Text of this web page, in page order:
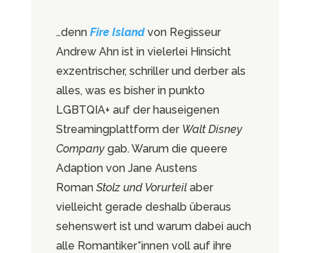
…denn Fire Islandvon Regisseur
Andrew Ahn ist in vielerlei Hinsicht
exzentrischer, schriller und derber als
alles, was es bisher in punkto
LGBTQIA+ auf der hauseigenen
Streamingplattform der Walt Disney
Companygab. Warum die queere
Adaption von Jane Austens
Roman Stolz und Vorurteilaber
vielleicht gerade deshalb überaus
sehenswert ist und warum dabei auch
alle Romantiker*innen voll auf ihre